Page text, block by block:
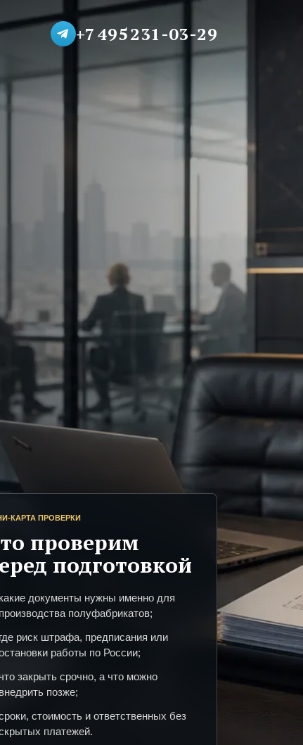
+7 495 231-03-29
КАРТА ПРОВЕРКИ
проверим
подготовкой
какие документы нужны именно для
производства полуфабрикатов;
где риск штрафа, предписания или
работы по России;
что закрыть срочно, а что можно
внедрить позже;
стоимость и ответственных без
платежей.